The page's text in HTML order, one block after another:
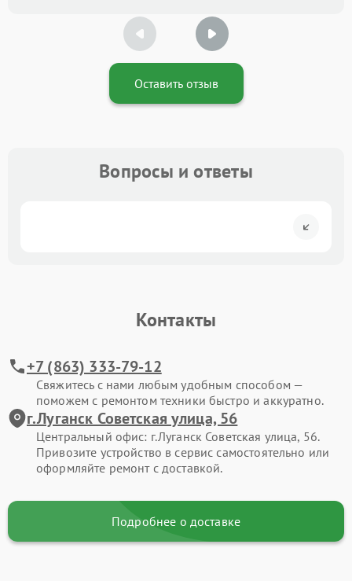
Оставить отзыв
Вопросы и ответы
Контакты
+7 (863) 333-79-12
Свяжитесь с нами любым удобным способом —
поможем с ремонтом техники быстро и аккуратно.
г.Луганск Советская улица, 56
Центральный офис: г.Луганск Советская улица, 56.
Привозите устройство в сервис самостоятельно или
оформляйте ремонт с доставкой.
Подробнее о доставке